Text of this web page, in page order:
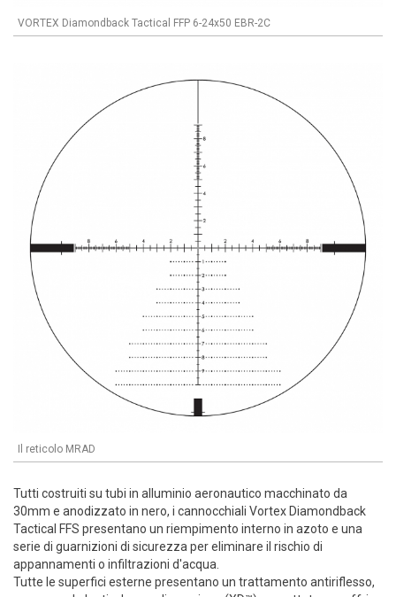
VORTEX Diamondback Tactical FFP 6-24x50 EBR-2C
Il reticolo MRAD
Tutti costruiti su tubi in alluminio aeronautico macchinato da
30mm e anodizzato in nero, i cannocchiali Vortex Diamondback
Tactical FFS presentano un riempimento interno in azoto e una
serie di guarnizioni di sicurezza per eliminare il rischio di
appannamenti o infiltrazioni d'acqua.
Tutte le superfici esterne presentano un trattamento antiriflesso,